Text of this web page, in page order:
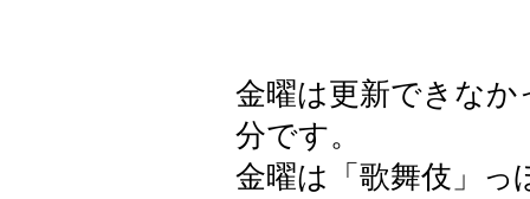
金曜は更新できな
分です。
金曜は「歌舞伎」